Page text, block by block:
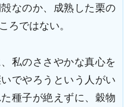
なのか、成熟した栗の
ろではない。
私のささやかな真心を
でやろうという人がい
種子が絶えずに、穀物